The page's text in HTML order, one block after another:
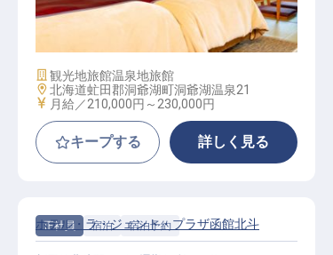
レイクサイドテラス】
施設業態
観光地旅館温泉地旅館
勤務地
北海道虻田郡洞爺湖町洞爺湖温泉21
給与
月給／210,000円～ 230,000円
キープする 詳しく見る
正社員 宿泊 宿泊予約
ホテル・ラ・ジェント・プラザ函館北斗